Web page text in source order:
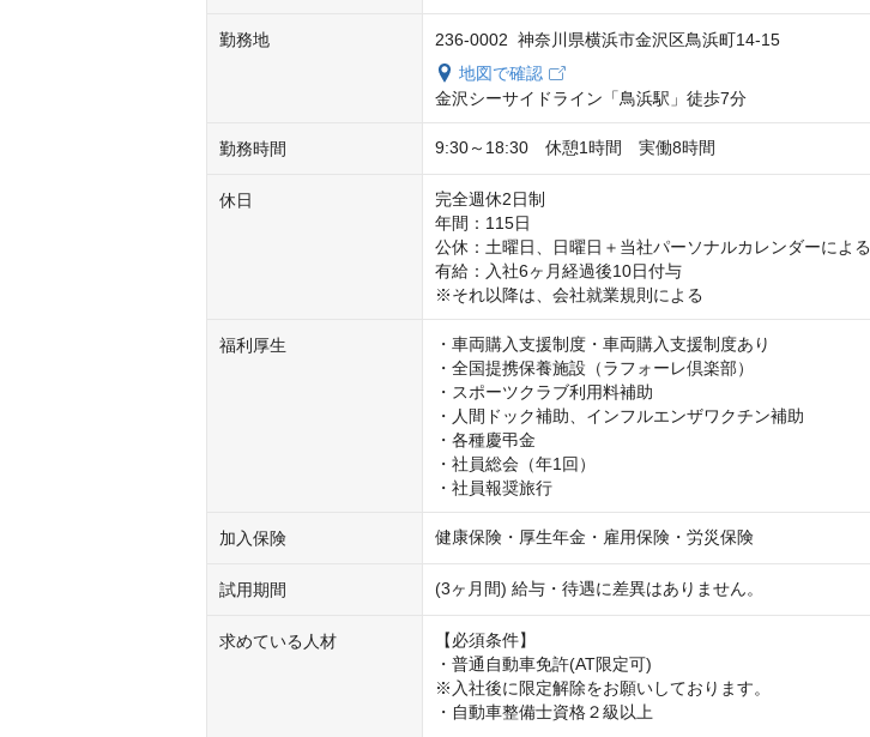
勤務地
236-0002 神奈川県横浜市金沢区鳥浜町14-15
地図で確認
金沢シーサイドライン「鳥浜駅」徒歩7分
勤務時間 9:30～18:30　休憩1時間　実働8時間
休日
完全週休2日制
年間：115日
公休：土曜日、日曜日＋当社パーソナルカレンダーによる
有給：入社6ヶ月経過後10日付与
※それ以降は、会社就業規則による
福利厚生
・車両購入支援制度・車両購入支援制度あり
・全国提携保養施設（ラフォーレ倶楽部）
・スポーツクラブ利用料補助
・人間ドック補助、インフルエンザワクチン補助
・各種慶弔金
・社員総会（年1回）
・社員報奨旅行
加入保険 健康保険・厚生年金・雇用保険・労災保険
試用期間 (3ヶ月間) 給与・待遇に差異はありません。
求めている人材
【必須条件】
・普通自動車免許(AT限定可)
※入社後に限定解除をお願いしております。
・自動車整備士資格２級以上